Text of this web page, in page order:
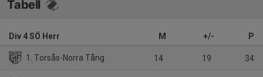
Tabell
Div 4 SÖ Herr M +/- P
1. Torsås-Norra Tång 14 19 34